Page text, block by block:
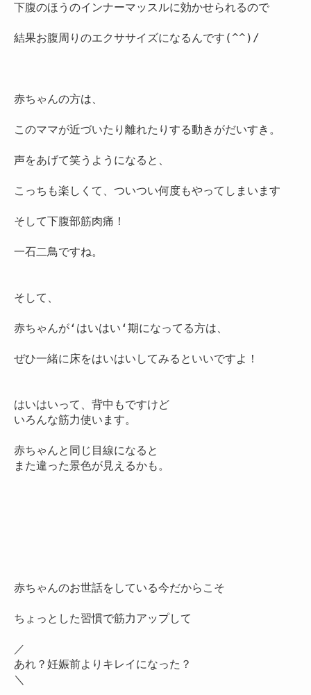
下腹のほうのインナーマッスルに効かせられるので
結果お腹周りのエクササイズになるんです(^^)/
赤ちゃんの方は、
このママが近づいたり離れたりする動きがだいすき。
声をあげて笑うようになると、
こっちも楽しくて、ついつい何度もやってしまいます
そして下腹部筋肉痛！
一石二鳥ですね。
そして、
赤ちゃんが‘はいはい‘期になってる方は、
ぜひ一緒に床をはいはいしてみるといいですよ！
はいはいって、背中もですけど
いろんな筋力使います。
赤ちゃんと同じ目線になると
また違った景色が見えるかも。
赤ちゃんのお世話をしている今だからこそ
ちょっとした習慣で筋力アップして
／
あれ？妊娠前よりキレイになった？
＼